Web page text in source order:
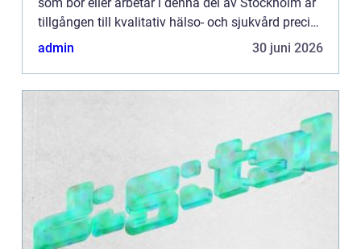
tillgången till kvalitativ hälso- och sjukvård precis
lika...
admin 30 juni 2026